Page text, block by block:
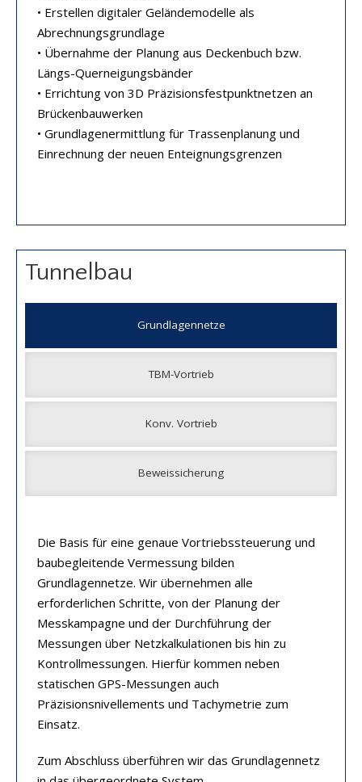
• Erstellen digitaler Geländemodelle als
Abrechnungsgrundlage
• Übernahme der Planung aus Deckenbuch bzw.
Längs-Querneigungsbänder
• Errichtung von 3D Präzisionsfestpunktnetzen an
Brückenbauwerken
• Grundlagenermittlung für Trassenplanung und
Einrechnung der neuen Enteignungsgrenzen
Tunnelbau
Grundlagennetze
TBM-Vortrieb
Konv. Vortrieb
Beweissicherung
Die Basis für eine genaue Vortriebssteuerung und
baubegleitende Vermessung bilden
Grundlagennetze. Wir übernehmen alle
erforderlichen Schritte, von der Planung der
Messkampagne und der Durchführung der
Messungen über Netzkalkulationen bis hin zu
Kontrollmessungen. Hierfür kommen neben
statischen GPS-Messungen auch
Präzisionsnivellements und Tachymetrie zum
Einsatz.
Zum Abschluss überführen wir das Grundlagennetz